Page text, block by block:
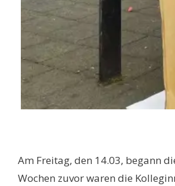
Am Freitag, den 14.03, begann
Wochen zuvor waren die